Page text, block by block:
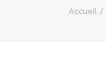
Accueil